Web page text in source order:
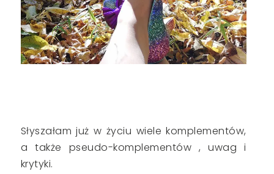
Słyszałam już w życiu wiele komplementów,
a także pseudo-komplementów , uwag i
krytyki.